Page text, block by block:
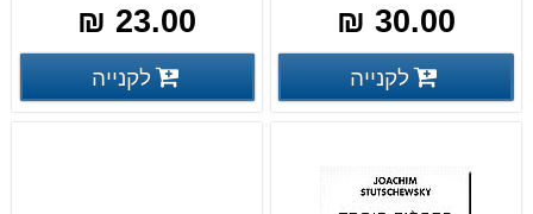
30.00 ₪
פרטים נוספים פרטים נוספים לקנייה
23.00 ₪
פרטים נוספים
לקנייה